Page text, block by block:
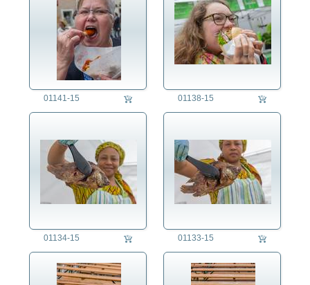
Kriminalität
Kunst
Länder
Landschaft
Lifestyle
Mensch
Philosophie
Politik
Regensburg
Soziales
Technik
Tier
01141-15 01138-15
01134-15 01133-15